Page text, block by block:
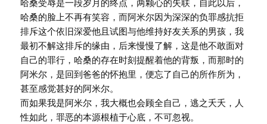
哈桑受辱是一段岁月的终点，两颗心的失联，自此以后，
哈桑的脸上不再有笑容，而阿米尔因为深深的负罪感抗拒
排斥这个依旧深爱他且试图与他维持好友关系的男孩，我
最初不解这排斥的缘由，后来慢慢了解，这是他不敢面对
自己的罪行，哈桑的存在时刻提醒着他的背叛，而那时的
阿米尔，是回到爸爸的怀抱里，便忘了自己的所作所为，
甚至感觉甚好的阿米尔。
而如果我是阿米尔，我大概也会顾全自己，逃之夭夭，人
性如此，罪恶的本源根植于心底，不可忽视。